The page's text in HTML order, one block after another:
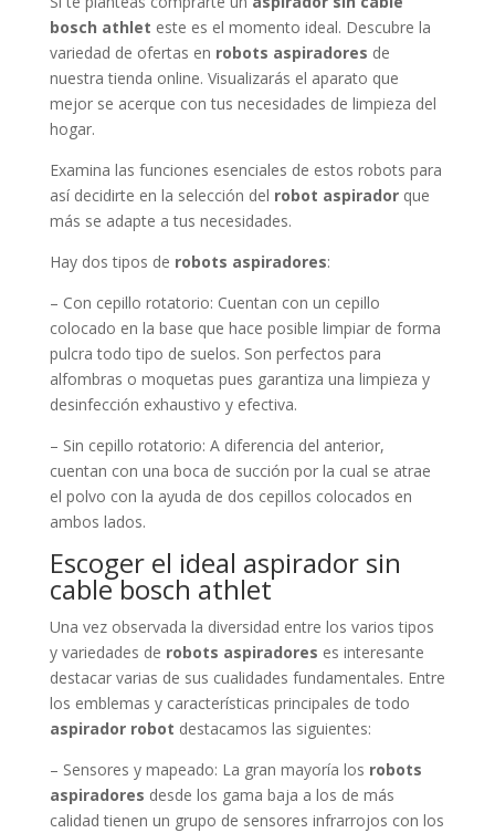
bosch athlet este es el momento ideal. Descubre la
variedad de ofertas en robots aspiradores de
nuestra tienda online. Visualizarás el aparato que
mejor se acerque con tus necesidades de limpieza del
hogar.
Examina las funciones esenciales de estos robots para
así decidirte en la selección del robot aspiradorque
más se adapte a tus necesidades.
Hay dos tipos de robots aspiradores:
– Con cepillo rotatorio: Cuentan con un cepillo
colocado en la base que hace posible limpiar de forma
pulcra todo tipo de suelos. Son perfectos para
alfombras o moquetas pues garantiza una limpieza y
desinfección exhaustivo y efectiva.
– Sin cepillo rotatorio: A diferencia del anterior,
cuentan con una boca de succión por la cual se atrae
el polvo con la ayuda de dos cepillos colocados en
ambos lados.
Escoger el ideal aspirador sin
cable bosch athlet
Una vez observada la diversidad entre los varios tipos
y variedades de robots aspiradores es interesante
destacar varias de sus cualidades fundamentales. Entre
los emblemas y características principales de todo
aspirador robot destacamos las siguientes:
– Sensores y mapeado: La gran mayoría los robots
aspiradores desde los gama baja a los de más
calidad tienen un grupo de sensores infrarrojos con los